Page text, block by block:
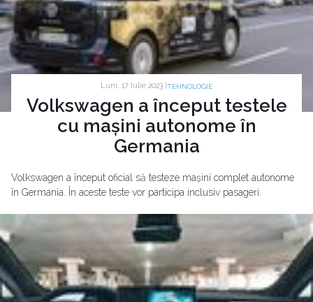
Luni, 17 Iulie 2023 | TEHNOLOGIE
Volkswagen a început testele
cu mașini autonome în
Germania
Volkswagen a început oficial să testeze mașini complet autonome
în Germania. În aceste teste vor participa inclusiv pasageri.